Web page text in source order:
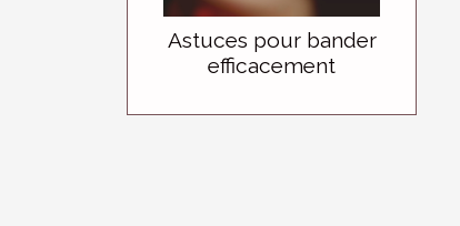
Astuces pour bander
efficacement